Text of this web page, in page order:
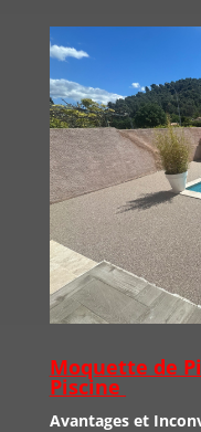
Moquette de
Piscine
Avantages et